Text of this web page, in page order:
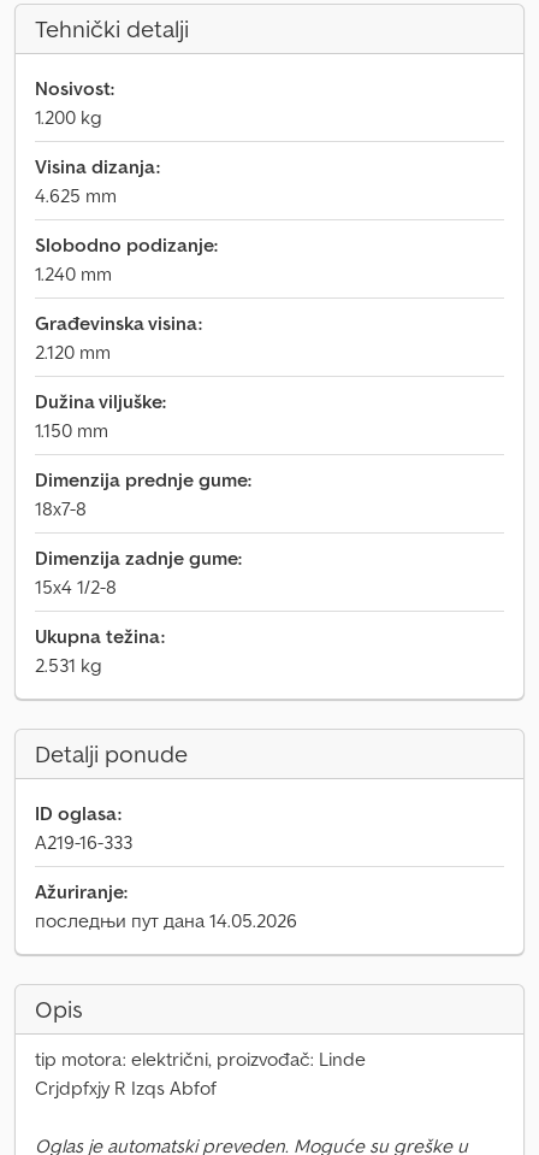
Tehnički detalji
Nosivost:
1.200 kg
Visina dizanja:
4.625 mm
Slobodno podizanje:
1.240 mm
Građevinska visina:
2.120 mm
Dužina viljuške:
1.150 mm
Dimenzija prednje gume:
18x7-8
Dimenzija zadnje gume:
15x4 1/2-8
Ukupna težina:
2.531 kg
Detalji ponude
ID oglasa:
A219-16-333
Ažuriranje:
последњи пут дана 14.05.2026
Opis
tip motora: električni, proizvođač: Linde
Crjdpfxjy R Izqs Abfof
Oglas je automatski preveden. Moguće su greške u